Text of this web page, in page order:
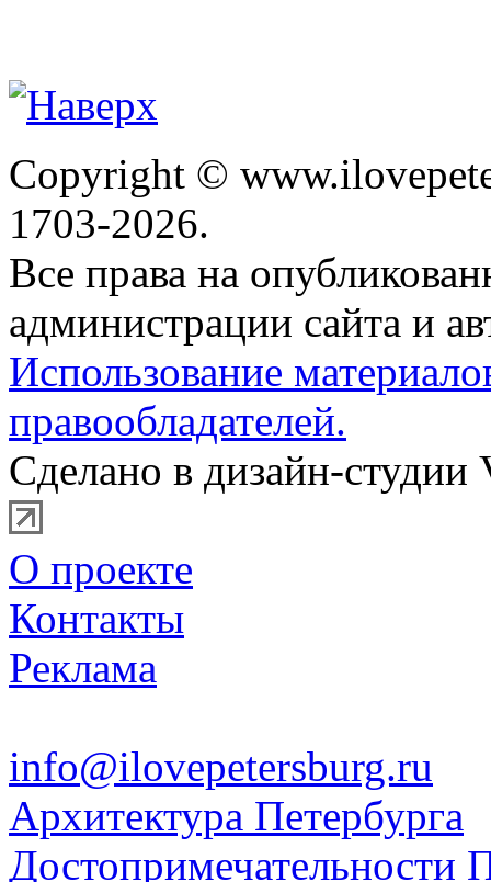
Copyright ©
1703-2026.
Все права на
администрации сайта и
Использование
правообладателей.
Сделано в дизайн-студии
О проекте
Контакты
Реклама
info@ilovepetersburg.ru
Архитектура Петербурга
Достопримечательности